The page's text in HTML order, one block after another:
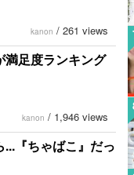
kanon / 261 views
満足度ランキング
kanon / 1,946 views
『ちゃばこ』だっ